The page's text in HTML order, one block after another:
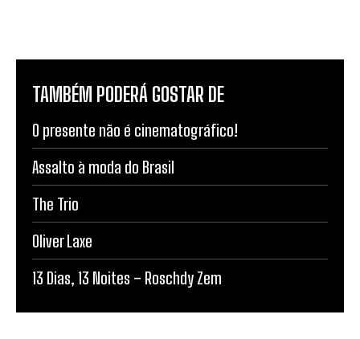
TAMBÉM PODERÁ GOSTAR DE
O presente não é cinematográfico!
Assalto à moda do Brasil
The Trio
Oliver Laxe
13 Dias, 13 Noites – Roschdy Zem